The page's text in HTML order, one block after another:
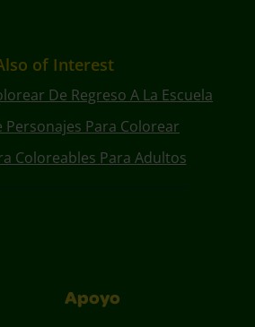
of Interest
De Regreso A La Escuela
Personajes Para Colorear
Coloreables Para Adultos
Apoyo